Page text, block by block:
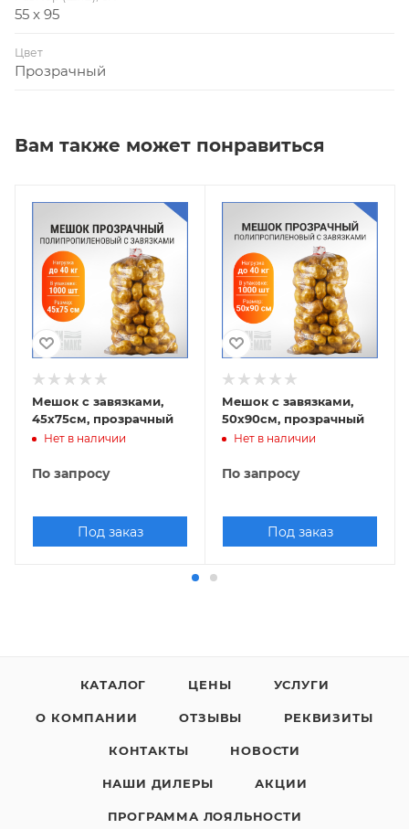
55 x 95
Цвет
Прозрачный
Вам также может понравиться
Мешок с завязками,
45х75см, прозрачный
Нет в наличии
По запросу
Под заказ
Мешок с завязками,
50х90см, прозрачный
Нет в наличии
По запросу
Под заказ
КАТАЛОГ ЦЕНЫ УСЛУГИ
О КОМПАНИИ ОТЗЫВЫ РЕКВИЗИТЫ
КОНТАКТЫ НОВОСТИ
НАШИ ДИЛЕРЫ АКЦИИ
ПРОГРАММА ЛОЯЛЬНОСТИ